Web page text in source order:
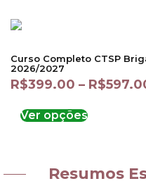
Curso Completo CTSP
2026/2027
R$399.00 – R$
Ver opções
Resumos